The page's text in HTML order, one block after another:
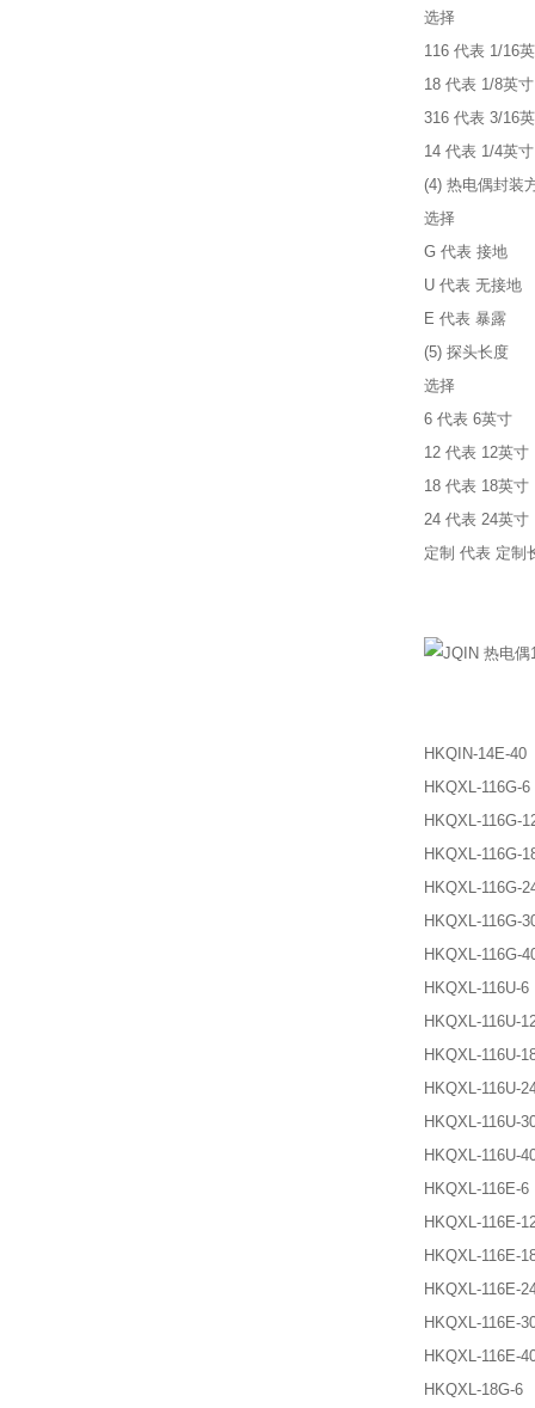
选择
116 代表 1/16
18 代表 1/8英寸
316 代表 3/16
14 代表 1/4英寸
(4) 热电偶封装
选择
G 代表 接地
U 代表 无接地
E 代表 暴露
(5) 探头长度
选择
6 代表 6英寸
12 代表 12英寸
18 代表 18英寸
24 代表 24英寸
定制 代表 定制
HKQIN-14E-40
HKQXL-116G-6
HKQXL-116G-
HKQXL-116G-
HKQXL-116G-
HKQXL-116G-
HKQXL-116G-
HKQXL-116U-6
HKQXL-116U-
HKQXL-116U-
HKQXL-116U-
HKQXL-116U-
HKQXL-116U-
HKQXL-116E-6
HKQXL-116E-
HKQXL-116E-
HKQXL-116E-
HKQXL-116E-
HKQXL-116E-
HKQXL-18G-6